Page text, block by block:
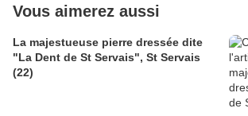
Vous aimerez aussi
La majestueuse pierre dressée dite
"La Dent de St Servais", St Servais
(22)